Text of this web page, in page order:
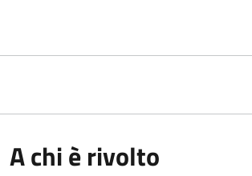
A chi è rivolto